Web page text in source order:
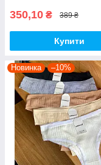
350,10 ₴ 389 ₴
Купити
Новинка –10%